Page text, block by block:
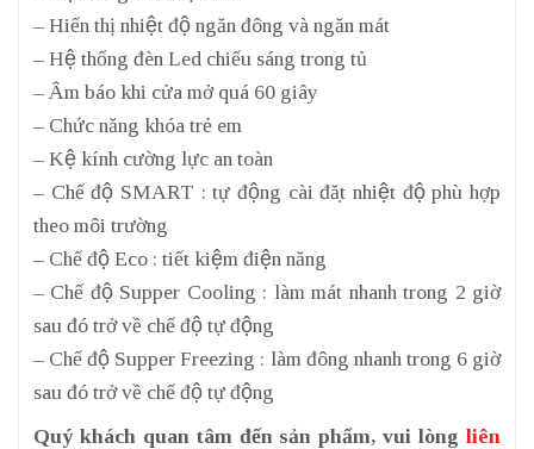
– Hiển thị nhiệt độ ngăn đông và ngăn mát
– Hệ thống đèn Led chiếu sáng trong tủ
– Âm báo khi cửa mở quá 60 giây
– Chức năng khóa trẻ em
– Kệ kính cường lực an toàn
– Chế độ SMART : tự động cài đặt nhiệt độ phù hợp
theo môi trường
– Chế độ Eco : tiết kiệm điện năng
– Chế độ Supper Cooling : làm mát nhanh trong 2 giờ
sau đó trở về chế độ tự động
– Chế độ Supper Freezing : làm đông nhanh trong 6 giờ
sau đó trở về chế độ tự động
Quý khách quan tâm đến sản phẩm, vui lòng liên